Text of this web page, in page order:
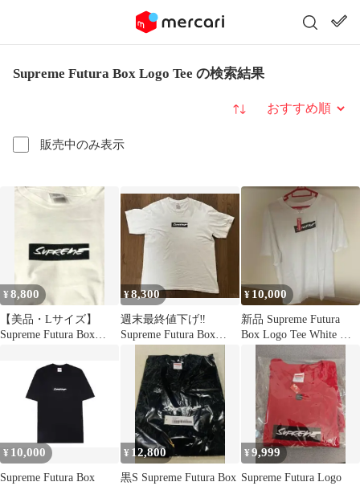
Supreme Futura Box Logo Tee の検索結果
販売中のみ表示
並び替え
¥8,800
【美品・Lサイズ】
Supreme Futura Box
¥8,300
週末最終値下げ‼️
Supreme Futura Box
¥ 10,000
新品 Supreme Futura
Box Logo Tee White シ
¥ 10,000
Supreme Futura Box
¥ 12,800
黒S Supreme Futura Box
¥9,999
Supreme Futura Logo